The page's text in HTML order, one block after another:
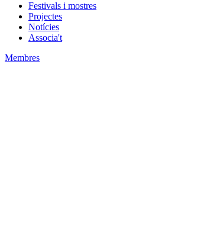
Festivals i mostres
Projectes
Notícies
Associa't
Membres